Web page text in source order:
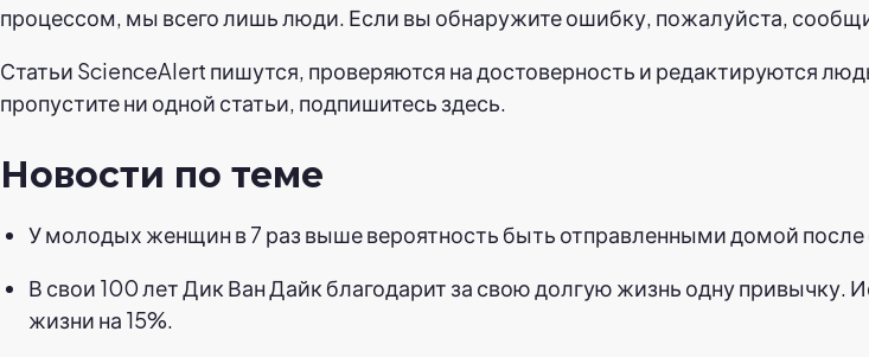
процессом, мы всего лишь люди. Если вы обнаружите ошибку, пожалуйста,
Статьи ScienceAlert пишутся, проверяются на достоверность и редактируются
пропустите ни одной статьи, подпишитесь здесь.
Новости по теме
У молодых женщин в 7 раз выше вероятность быть отправленными домой после
В свои 100 лет Дик Ван Дайк благодарит за свою долгую жизнь одну
жизни на 15%.